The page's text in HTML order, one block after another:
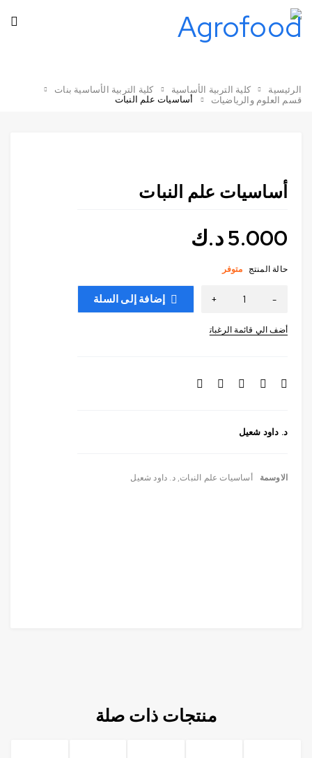
الرئيسية كلية التربية الأساسية
كلية التربية الأساسية بنات
قسم العلوم والرياضيات
أساسيات علم النبات
أساسيات علم النبات
د. داود شعيل
5.000د.ك
حالة المنتج متوفر
إضافة إلى السلة
الاوسمة أساسيات علم النبات,د. داود شعيل
منتجات ذات صلة